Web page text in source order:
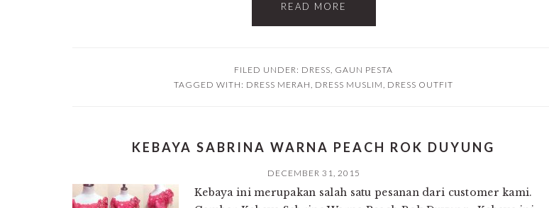
READ MORE
FILED UNDER: DRESS, GAUN PESTA
TAGGED WITH: DRESS MERAH, DRESS MUSLIM, DRESS OUTFIT
KEBAYA SABRINA WARNA PEACH ROK DUYUNG
DECEMBER 31, 2015
Kebaya ini merupakan salah satu pesanan dari customer kami.